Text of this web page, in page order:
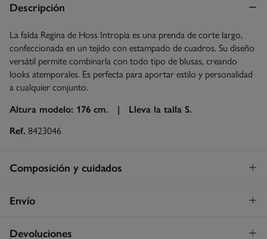
Descripción
La falda Regina de Hoss Intropia es una prenda de corte largo,
confeccionada en un tejido con estampado de cuadros. Su diseño
versátil permite combinarla con todo tipo de blusas, creando
looks atemporales. Es perfecta para aportar estilo y personalidad
a cualquier conjunto.
Altura modelo: 176 cm. | Lleva la talla S.
Ref. 8423046
Composición y cuidados
Composición
Envío
Envío a tienda
¡GRATIS!
Devoluciones